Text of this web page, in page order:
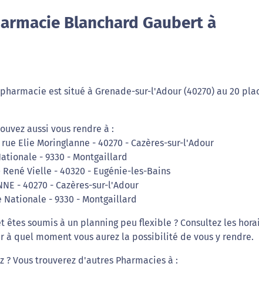
Blanchard Gaubert à
est situé à Grenade-sur-l'Adour (40270) au 20
aussi vous rendre à :
Elie Moringlanne - 40270 - Cazères-sur-l'Adour
- 9330 - Montgaillard
Vielle - 40320 - Eugénie-les-Bains
- 40270 - Cazères-sur-l'Adour
Nationale - 9330 - Montgaillard
êtes soumis à un planning peu flexible ? Consultez les
à quel moment vous aurez la possibilité de vous y rendre.
Vous trouverez d'autres Pharmacies à :